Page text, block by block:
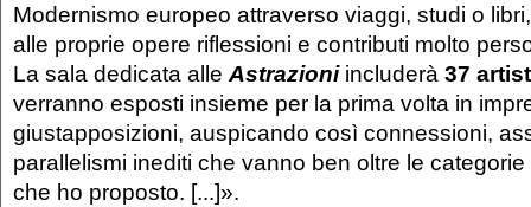
Modernismo europeo attraverso viaggi, studi o
alle proprie opere riflessioni e contributi molto
La sala dedicata alle Astrazioniincluderà 37
verranno esposti insieme per la prima volta in
giustapposizioni, auspicando così connessioni,
parallelismi inediti che vanno ben oltre le
che ho proposto. [...]».